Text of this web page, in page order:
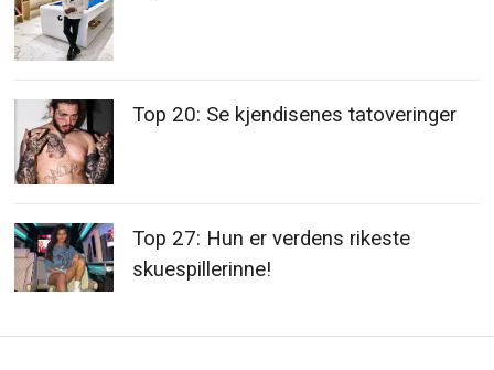
Top 20: Se kjendisenes tatoveringer
Top 27: Hun er verdens rikeste
skuespillerinne!